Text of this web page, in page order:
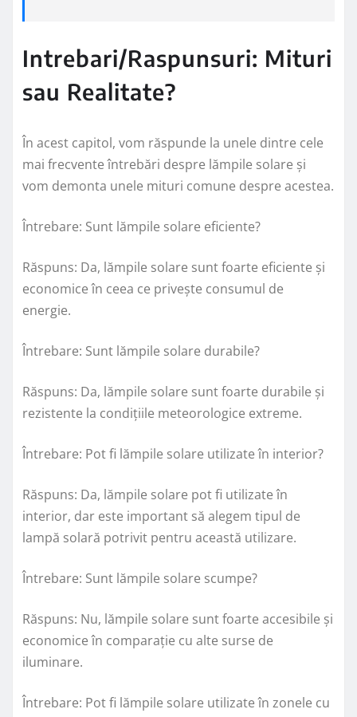
Intrebari/Raspunsuri: Mituri
sau Realitate?
În acest capitol, vom răspunde la unele dintre cele
mai frecvente întrebări despre lămpile solare și
vom demonta unele mituri comune despre acestea.
Întrebare: Sunt lămpile solare eficiente?
Răspuns: Da, lămpile solare sunt foarte eficiente și
economice în ceea ce privește consumul de
energie.
Întrebare: Sunt lămpile solare durabile?
Răspuns: Da, lămpile solare sunt foarte durabile și
rezistente la condițiile meteorologice extreme.
Întrebare: Pot fi lămpile solare utilizate în interior?
Răspuns: Da, lămpile solare pot fi utilizate în
interior, dar este important să alegem tipul de
lampă solară potrivit pentru această utilizare.
Întrebare: Sunt lămpile solare scumpe?
Răspuns: Nu, lămpile solare sunt foarte accesibile și
economice în comparație cu alte surse de
iluminare.
Întrebare: Pot fi lămpile solare utilizate în zonele cu